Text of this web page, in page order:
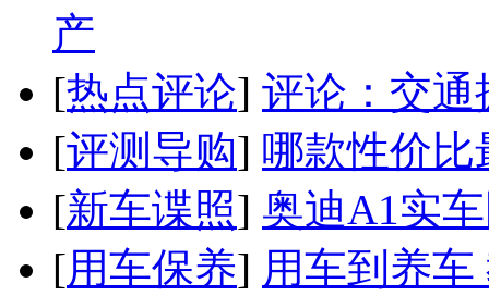
产
[热点评论] 评论：交通
[评测导购] 哪款性价比
[新车谍照] 奥迪A1实
[用车保养] 用车到养